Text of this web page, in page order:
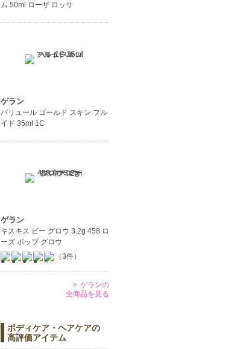
ム 50ml ローザ ロッサ
ゲラン
パリュール ゴールド スキン フル
イド 35ml 1C
ゲラン
キスキス ビー グロウ 3.2g 458 ロ
ーズ ポップ グロウ
（3件）
ゲランの
全商品を見る
ボディケア・ヘアケアの
高評価アイテム